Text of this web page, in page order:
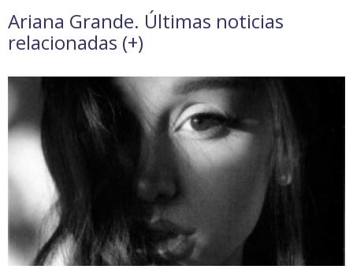
Ariana Grande. Últimas noticias
relacionadas (+)